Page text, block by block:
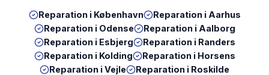
Reparation i København Reparation i Aarhus
Reparation i Odense Reparation i Aalborg
Reparation i Esbjerg Reparation i Randers
Reparation i Kolding Reparation i Horsens
Reparation iVejle Reparation i Roskilde